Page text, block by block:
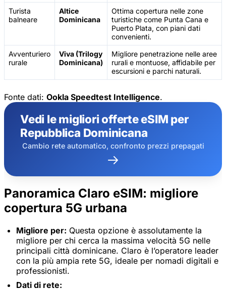
Turista
balneare
Altice
Dominicana
Ottima copertura nelle zone
turistiche come Punta Cana e
Puerto Plata, con piani dati
convenienti.
Avventuriero
rurale
Viva (Trilogy
Dominicana)
Migliore penetrazione nelle aree
rurali e montuose, affidabile per
escursioni e parchi naturali.
Fonte dati: Ookla Speedtest Intelligence.
Vedi le migliori offerte eSIM per
Repubblica Dominicana
Cambio rete automatico, confronto prezzi prepagati
Panoramica Claro eSIM: migliore
copertura 5G urbana
Migliore per: Questa opzione è assolutamente la
migliore per chi cerca la massima velocità 5G nelle
principali città dominicane. Claro è l’operatore leader
con la più ampia rete 5G, ideale per nomadi digitali e
professionisti.
Dati di rete: